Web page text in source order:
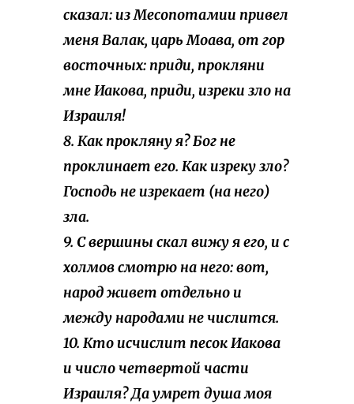
сказал: из Месопотамии привел
меня Валак, царь Моава, от гор
восточных: приди, прокляни
мне Иакова, приди, изреки зло на
Израиля!
8. Как прокляну я? Бог не
проклинает его. Как изреку зло?
Господь не изрекает (на него)
зла.
9. С вершины скал вижу я его, и с
холмов смотрю на него: вот,
народ живет отдельно и
между народами не числится.
10. Кто исчислит песок Иакова
и число четвертой части
Израиля? Да умрет душа моя